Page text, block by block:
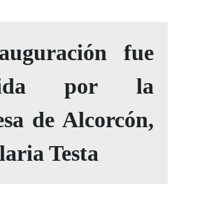
fue
por la
de Alcorcón,
Testa